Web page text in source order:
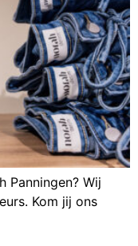
Panningen? Wij
Kom jij ons